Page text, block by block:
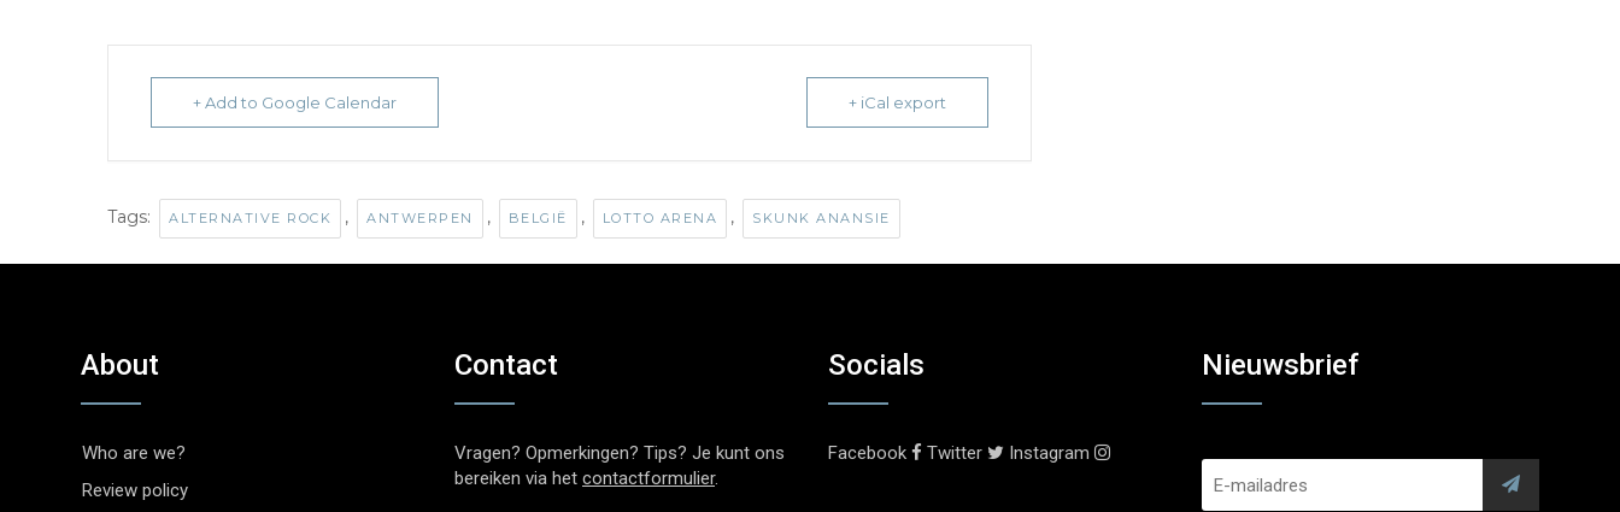
+ Add to Google Calendar + iCal export
Tags: ALTERNATIVE ROCK , ANTWERPEN , BELGIË , LOTTO ARENA , SKUNK ANANSIE
About
Who are we?
Review policy
Contact
Vragen? Opmerkingen? Tips? Je kunt ons
bereiken via het contactformulier.
Socials
Facebook Twitter Instagram
Nieuwsbrief